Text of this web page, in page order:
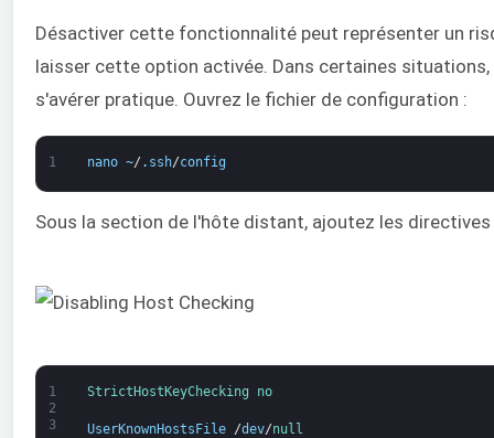
Désactiver cette fonctionnalité peut représenter un
laisser cette option activée. Dans certaines
s'avérer pratique. Ouvrez le fichier de configuration :
1 nano ~/ . ssh/config
Sous la section de l'hôte distant, ajoutez les
1
2
3
StrictHostKeyChecking no
UserKnownHostsFile /dev/null